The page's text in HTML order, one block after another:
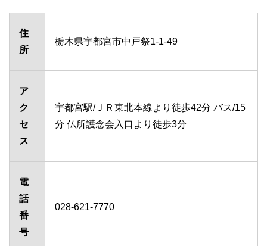
住
所
栃木県宇都宮市中戸祭1-1-49
ア
ク
セ
ス
宇都宮駅/ＪＲ東北本線より徒歩42分 バス/15
分 仏所護念会入口より徒歩3分
電
話
番
号
028-621-7770